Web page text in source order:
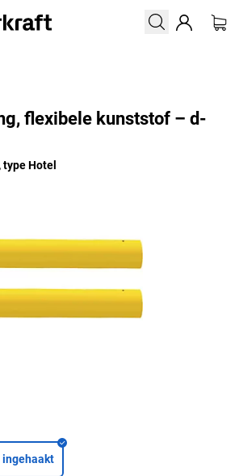
flexibele kunststof – d-
Hotel
ingehaakt